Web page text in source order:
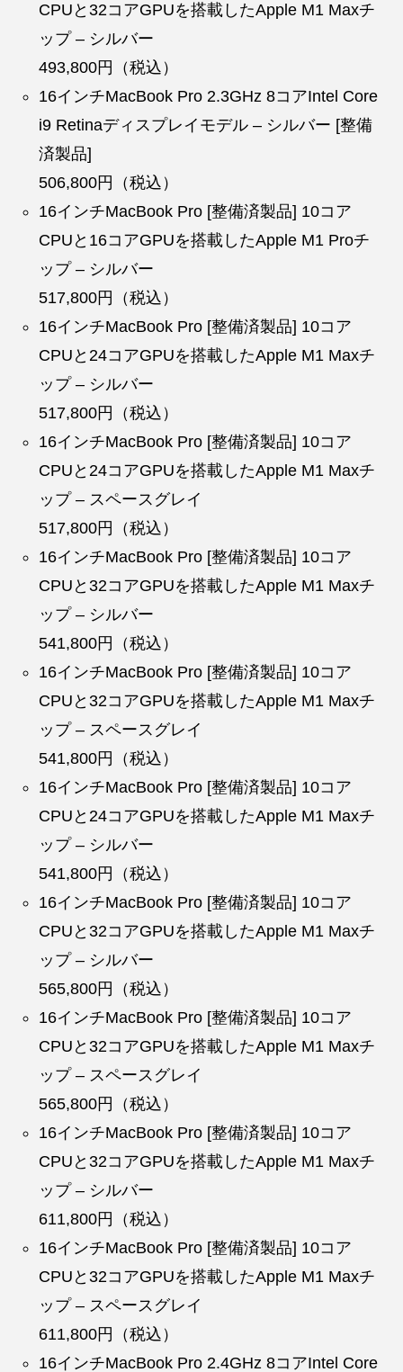
CPUと32コアGPUを搭載したApple M1 Maxチ
ップ – シルバー
493,800円（税込）
16インチMacBook Pro 2.3GHz 8コアIntel Core
i9 Retinaディスプレイモデル – シルバー [整備
済製品]
506,800円（税込）
16インチMacBook Pro [整備済製品] 10コア
CPUと16コアGPUを搭載したApple M1 Proチ
ップ – シルバー
517,800円（税込）
16インチMacBook Pro [整備済製品] 10コア
CPUと24コアGPUを搭載したApple M1 Maxチ
ップ – シルバー
517,800円（税込）
16インチMacBook Pro [整備済製品] 10コア
CPUと24コアGPUを搭載したApple M1 Maxチ
ップ – スペースグレイ
517,800円（税込）
16インチMacBook Pro [整備済製品] 10コア
CPUと32コアGPUを搭載したApple M1 Maxチ
ップ – シルバー
541,800円（税込）
16インチMacBook Pro [整備済製品] 10コア
CPUと32コアGPUを搭載したApple M1 Maxチ
ップ – スペースグレイ
541,800円（税込）
16インチMacBook Pro [整備済製品] 10コア
CPUと24コアGPUを搭載したApple M1 Maxチ
ップ – シルバー
541,800円（税込）
16インチMacBook Pro [整備済製品] 10コア
CPUと32コアGPUを搭載したApple M1 Maxチ
ップ – シルバー
565,800円（税込）
16インチMacBook Pro [整備済製品] 10コア
CPUと32コアGPUを搭載したApple M1 Maxチ
ップ – スペースグレイ
565,800円（税込）
16インチMacBook Pro [整備済製品] 10コア
CPUと32コアGPUを搭載したApple M1 Maxチ
ップ – シルバー
611,800円（税込）
16インチMacBook Pro [整備済製品] 10コア
CPUと32コアGPUを搭載したApple M1 Maxチ
ップ – スペースグレイ
611,800円（税込）
16インチMacBook Pro 2.4GHz 8コアIntel Core